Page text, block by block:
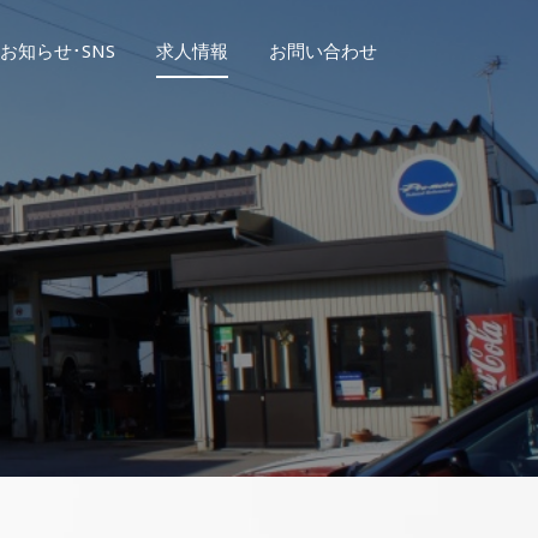
お知らせ･SNS 求人情報 お問い合わせ